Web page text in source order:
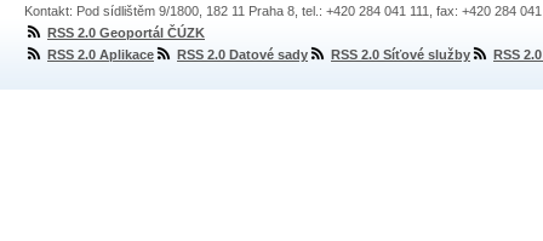
Kontakt: Pod sídlištěm 9/1800, 182 11 Praha 8, tel.: +420 284 041 111, fax: +420 284
RSS 2.0 Geoportál ČÚZK
RSS 2.0 Aplikace
RSS 2.0 Datové sady RSS 2.0 Síťové služby RSS